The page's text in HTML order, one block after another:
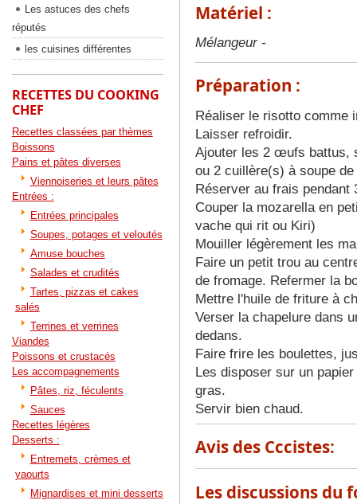
Matériel :
Mélangeur -
Préparation :
Réaliser le risotto comme
Laisser refroidir.
Ajouter les 2 œufs battus,
ou 2 cuillère(s) à soupe
Réserver au frais pendant
Couper la mozarella en
vache qui rit ou Kiri)
Mouiller légèrement les
Faire un petit trou au
de fromage. Refermer la
Mettre l'huile de friture à
Verser la chapelure dans
dedans.
Faire frire les boulettes,
Les disposer sur un
gras.
Servir bien chaud.
Avis des Cccistes:
Les discussions du
Les astuces des chefs
réputés
les cuisines différentes
RECETTES DU COOKING
CHEF
Recettes classées par thèmes
Boissons
Pains et pâtes diverses
Viennoiseries et leurs pâtes
Entrées :
Entrées principales
Soupes, potages et veloutés
Amuse bouches
Salades et crudités
Tartes, pizzas et cakes
salés
Terrines et verrines
Viandes
Poissons et crustacés
Les accompagnements
Pâtes, riz, féculents
Sauces
Recettes légères
Desserts :
Entremets, crèmes et
yaourts
Mignardises et mini desserts